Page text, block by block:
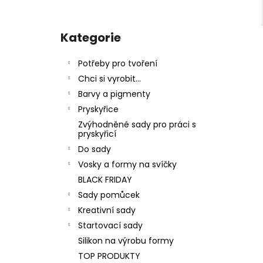
Přeskočit
kategorie
Kategorie
Potřeby pro tvoření
Chci si vyrobit...
Barvy a pigmenty
Pryskyřice
Zvýhodněné sady pro práci s
pryskyřicí
Do sady
Vosky a formy na svíčky
BLACK FRIDAY
Sady pomůcek
Kreativní sady
Startovací sady
Silikon na výrobu formy
TOP PRODUKTY